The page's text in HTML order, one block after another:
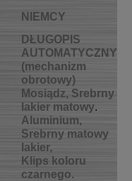
NIEMCY
DŁUGOPIS
AUTOMATYCZNY
(mechanizm
obrotowy)
Mosiądz, Srebrny
lakier matowy.
Aluminium,
Srebrny matowy
lakier,
Klips koloru
czarnego.